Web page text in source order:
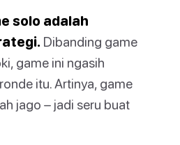
solo adalah
Dibanding game
game ini ngasih
itu. Artinya, game
jago – jadi seru buat